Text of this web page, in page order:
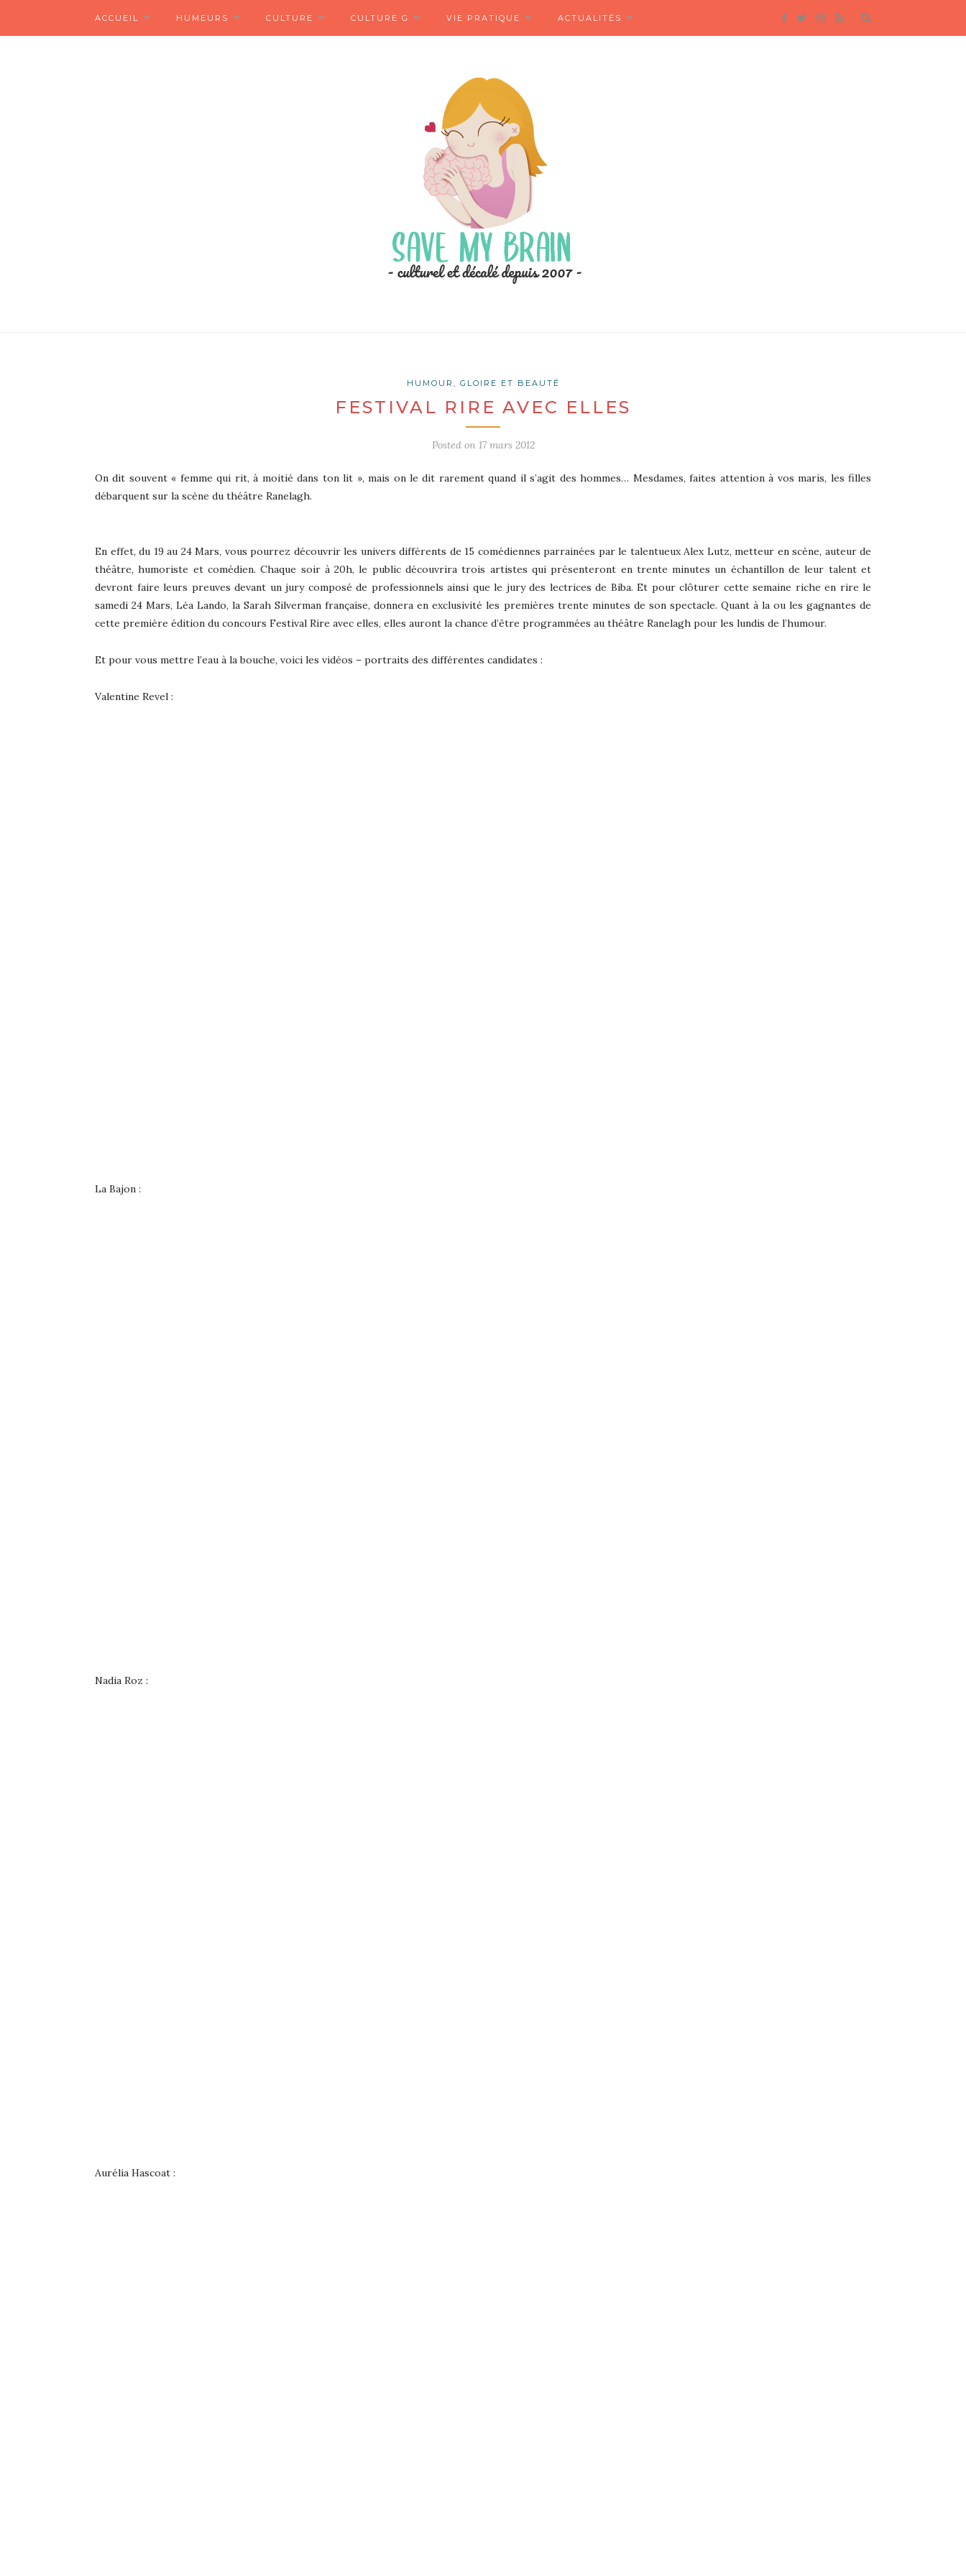
ACCUEIL HUMEURS CULTURE CULTURE G VIE PRATIQUE ACTUALITÉS
HUMOUR, GLOIRE ET BEAUTÉ
FESTIVAL RIRE AVEC ELLES
Posted on 17 mars 2012
On dit souvent « femme qui rit, à moitié dans ton lit », mais on le dit rarement quand il s’agit des hommes… Mesdames, faites attention à vos maris, les filles
débarquent sur la scène du théâtre Ranelagh.
En effet, du 19 au 24 Mars, vous pourrez découvrir les univers différents de 15 comédiennes parrainées par le talentueux Alex Lutz, metteur en scène, auteur de
théâtre, humoriste et comédien. Chaque soir à 20h, le public découvrira trois artistes qui présenteront en trente minutes un échantillon de leur talent et
devront faire leurs preuves devant un jury composé de professionnels ainsi que le jury des lectrices de Biba. Et pour clôturer cette semaine riche en rire le
samedi 24 Mars, Léa Lando, la Sarah Silverman française, donnera en exclusivité les premières trente minutes de son spectacle. Quant à la ou les gagnantes de
cette première édition du concours Festival Rire avec elles, elles auront la chance d’être programmées au théâtre Ranelagh pour les lundis de l’humour.
Et pour vous mettre l’eau à la bouche, voici les vidéos – portraits des différentes candidates :
Valentine Revel :
La Bajon :
Nadia Roz :
Aurélia Hascoat :